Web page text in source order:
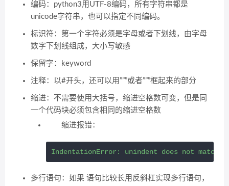
编码：python3用UTF-8编码，所有字符串都是
unicode字符串，也可以指定不同编码。
标识符：第一个字符必须是字母或者下划线，由字母
数字下划线组成，大小写敏感
保留字：keyword
注释：以#开头，还可以用”””或者”””框起来的部分
缩进：不需要使用大括号，缩进空格数可变，但是同
一个代码块必须包含相同的缩进空格数
缩进报错：
IndentationError: unindent does not match
多行语句：如果 语句比较长用反斜杠实现多行语句，